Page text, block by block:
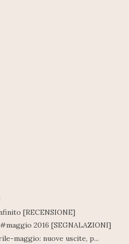
[RECENSIONE]
2016 [SEGNALAZIONI]
maggio: nuove uscite, p...